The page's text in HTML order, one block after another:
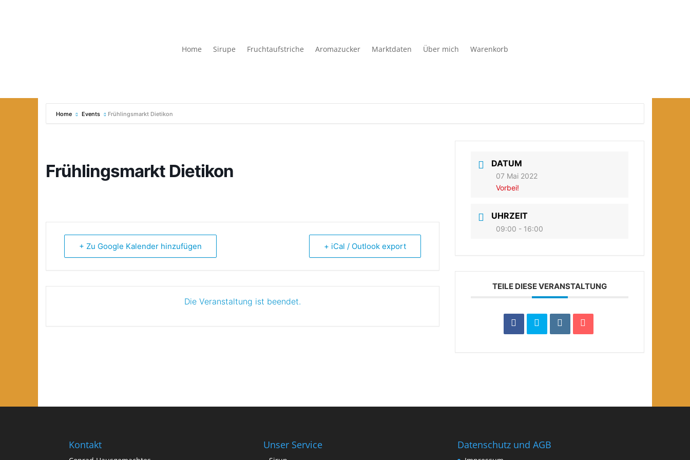
Home Sirupe Fruchtaufstriche Aromazucker Marktdaten Über mich Warenkorb
Home Events Frühlingsmarkt Dietikon
Frühlingsmarkt Dietikon
+ Zu Google Kalender hinzufügen + iCal / Outlook export
Die Veranstaltung ist beendet.
DATUM
07 Mai 2022
Vorbei!
UHRZEIT
09:00 - 16:00
TEILE DIESE VERANSTALTUNG
Kontakt Unser Service Datenschutz und AGB